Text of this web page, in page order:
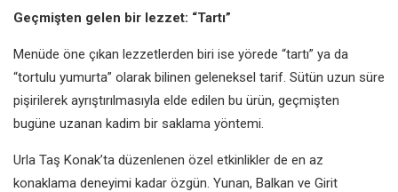
Geçmişten gelen bir lezzet: “Tartı”
Menüde öne çıkan lezzetlerden biri ise yörede “tartı” ya da
“tortulu yumurta” olarak bilinen geleneksel tarif. Sütün uzun süre
pişirilerek ayrıştırılmasıyla elde edilen bu ürün, geçmişten
bugüne uzanan kadim bir saklama yöntemi.
Urla Taş Konak’ta düzenlenen özel etkinlikler de en az
konaklama deneyimi kadar özgün. Yunan, Balkan ve Girit